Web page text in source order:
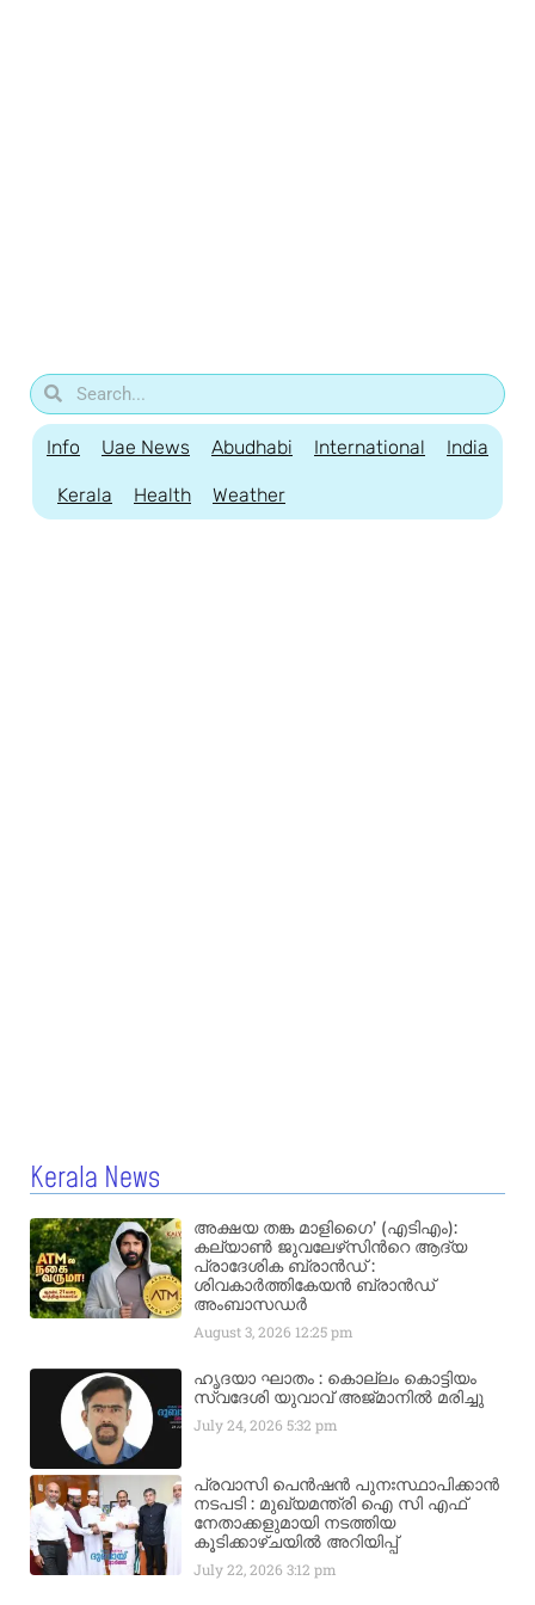
Info Uae News Abudhabi International India
Kerala Health Weather
Kerala News
അക്ഷയ തങ്ക മാളിഗൈ’ (എടിഎം):
കല്യാണ്‍ ജുവലേഴ്‌സിന്‍റെ ആദ്യ
പ്രാദേശിക ബ്രാന്‍ഡ് :
ശിവകാര്‍ത്തികേയന്‍ ബ്രാന്‍ഡ്
അംബാസഡര്‍
August 3, 2026 12:25 pm
ഹൃദയാ ഘാതം : കൊല്ലം കൊട്ടിയം
സ്വദേശി യുവാവ് അജ്മാനിൽ മരിച്ചു
July 24, 20265:32 pm
പ്രവാസി പെൻഷൻ പുനഃസ്ഥാപിക്കാൻ
നടപടി : മുഖ്യമന്ത്രി ഐ സി എഫ്
നേതാക്കളുമായി നടത്തിയ
കൂടിക്കാഴ്ചയിൽ അറിയിപ്പ്
July 22, 20263:12 pm